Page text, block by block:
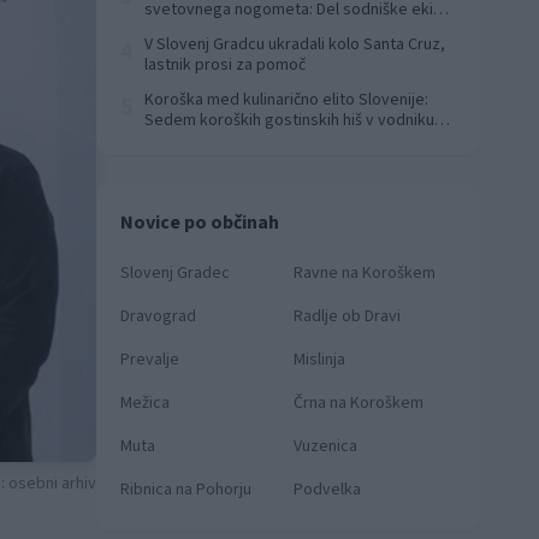
osebni arhiv
svetovnega nogometa: Del sodniške ekipe
V Slovenj Gradcu ukradali kolo Santa Cruz,
lastnik prosi za pomoč
Koroška med kulinarično elito Slovenije:
Sedem koroških gostinskih hiš v vodniku
Novice po občinah
Slovenj Gradec
Ravne na Koroškem
Dravograd
Radlje ob Dravi
Prevalje
Mislinja
Mežica
Črna na Koroškem
Muta
Vuzenica
Ribnica na Pohorju
Podvelka